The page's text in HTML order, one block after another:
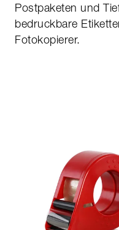
Postpaketen und
bedruckbare
Fotokopierer.